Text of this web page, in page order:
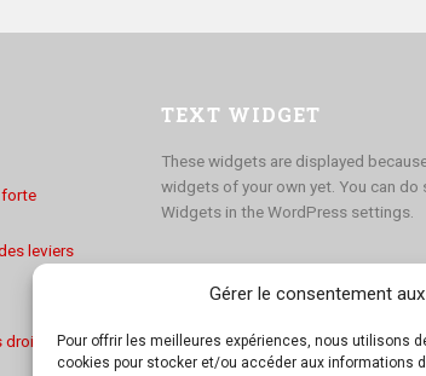
Gérer le consentement
Pour offrir les meilleures expériences, nous utilisons
cookies pour stocker et/ou accéder aux informations
forte
leviers
droits : les
TEXT WIDGET
These widgets are displayed
widgets of your own yet. You can do
Widgets in the WordPress settings.